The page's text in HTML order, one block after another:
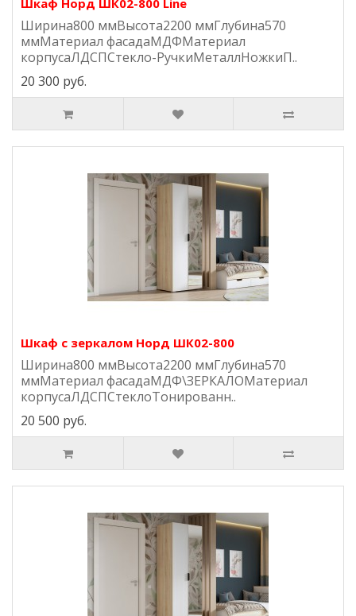
Шкаф Норд ШК02-800 Line
Ширина800 ммВысота2200 ммГлубина570
ммМатериал фасадаМДФМатериал
корпусаЛДСПСтекло-РучкиМеталлНожкиП..
20 300 руб.
Шкаф с зеркалом Норд ШК02-800
Ширина800 ммВысота2200 ммГлубина570
ммМатериал фасадаМДФ\ЗЕРКАЛОМатериал
корпусаЛДСПСтеклоТонированн..
20 500 руб.